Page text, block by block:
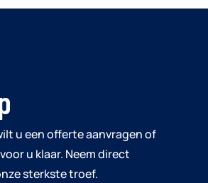
u een offerte aanvragen of
u klaar. Neem direct
sterkste troef.